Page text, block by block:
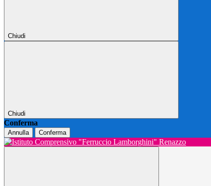
Chiudi
Chiudi
Conferma
Annulla Conferma